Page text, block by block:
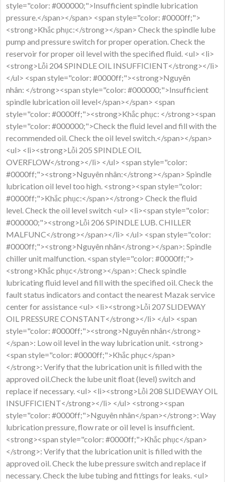
style="color: #000000;">Insufficient spindle lubrication
pressure.</span></span> <span style="color: #0000ff;">
<strong>Khắc phục:</strong></span> Check the spindle lube
pump and pressure switch for proper operation. Check the
reservoir for proper oil level with the specified fluid. <ul> <li>
<strong>Lỗi 204 SPINDLE OIL INSUFFICIENT</strong></li>
</ul> <span style="color: #0000ff;"><strong>Nguyên
nhân: </strong><span style="color: #000000;">Insufficient
spindle lubrication oil level</span></span> <span
style="color: #0000ff;"><strong>Khắc phục: </strong><span
style="color: #000000;">Check the fluid level and fill with the
recommended oil. Check the oil level switch.</span></span>
<ul> <li><strong>Lỗi 205 SPINDLE OIL
OVERFLOW</strong></li> </ul> <span style="color:
#0000ff;"><strong>Nguyên nhân:</strong></span> Spindle
lubrication oil level too high. <strong><span style="color:
#0000ff;">Khắc phục:</span></strong> Check the fluid
level. Check the oil level switch <ul> <li><span style="color:
#000000;"><strong>Lỗi 206 SPINDLE LUB. CHILLER
MALFUNC</strong></span></li> </ul> <span style="color:
#0000ff;"><strong>Nguyên nhân</strong></span>: Spindle
chiller unit malfunction. <span style="color: #0000ff;">
<strong>Khắc phục</strong></span>: Check spindle
lubricating fluid level and fill with the specified oil. Check the
fault status indicators and contact the nearest Mazak service
center for assistance <ul> <li><strong>Lỗi 207 SLIDEWAY
OIL PRESSURE CONSTANT</strong></li> </ul> <span
style="color: #0000ff;"><strong>Nguyên nhân</strong>
</span>: Low oil level in the way lubrication unit. <strong>
<span style="color: #0000ff;">Khắc phục</span>
</strong>: Verify that the lubrication unit is filled with the
approved oil.Check the lube unit float (level) switch and
replace if necessary. <ul> <li><strong>Lỗi 208 SLIDEWAY OIL
INSUFFICIENT</strong></li> </ul> <strong><span
style="color: #0000ff;">Nguyên nhân</span></strong>: Way
lubrication pressure, flow rate or oil level is insufficient.
<strong><span style="color: #0000ff;">Khắc phục</span>
</strong>: Verify that the lubrication unit is filled with the
approved oil. Check the lube pressure switch and replace if
necessary. Check the lube tubing and fittings for leaks. <ul>